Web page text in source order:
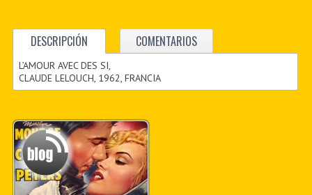
DESCRIPCIÓN COMENTARIOS
L’AMOUR AVEC DES SI,
CLAUDE LELOUCH, 1962, FRANCIA